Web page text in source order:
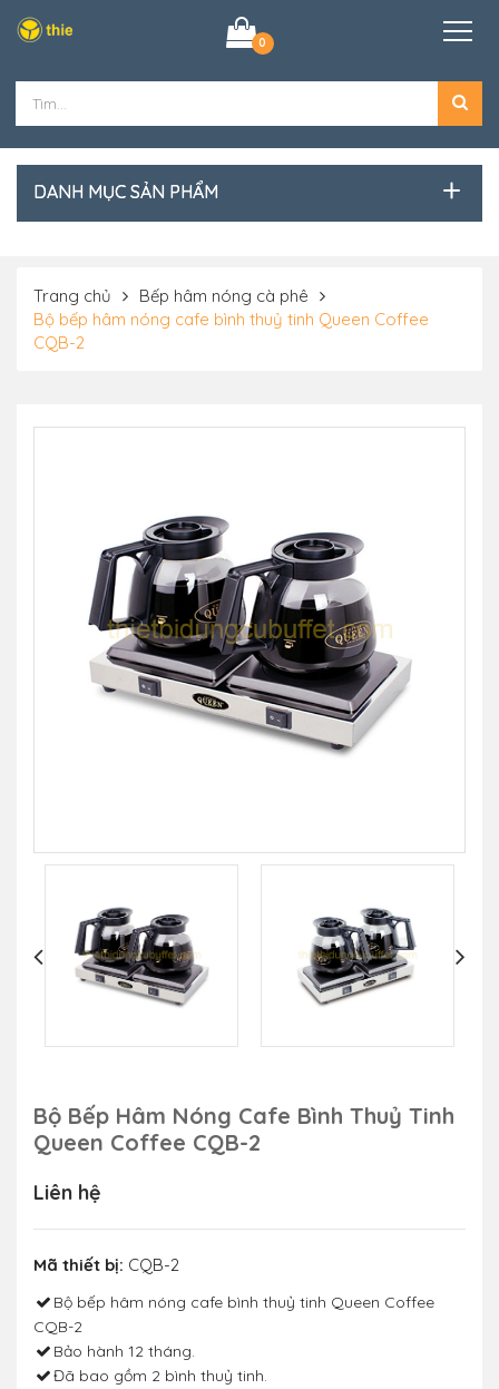
0
DANH MỤC SẢN PHẨM
Trang chủ
Bếp hâm nóng cà phê
Bộ bếp hâm nóng cafe bình thuỷ tinh Queen Coffee
CQB-2
Bộ Bếp Hâm Nóng Cafe Bình Thuỷ Tinh
Queen Coffee CQB-2
Liên hệ
Mã thiết bị: CQB-2
Bộ bếp hâm nóng cafe bình thuỷ tinh Queen Coffee
CQB-2
Bảo hành 12 tháng.
Đã bao gồm 2 bình thuỷ tinh.